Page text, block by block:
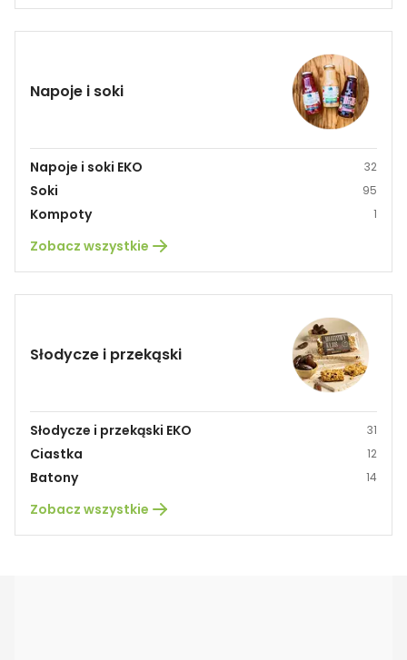
Napoje i soki
Napoje i soki EKO 32
Soki 95
Kompoty 1
Zobacz wszystkie
Słodycze i przekąski
Słodycze i przekąski EKO 31
Ciastka 12
Batony 14
Zobacz wszystkie